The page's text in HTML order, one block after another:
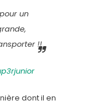
un
!!
dont il en